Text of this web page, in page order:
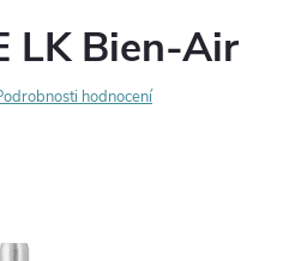
LK Bien-Air
hodnocení